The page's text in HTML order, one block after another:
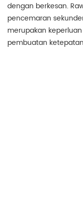
dengan berkesan.
pencemaran
merupakan
pembuatan